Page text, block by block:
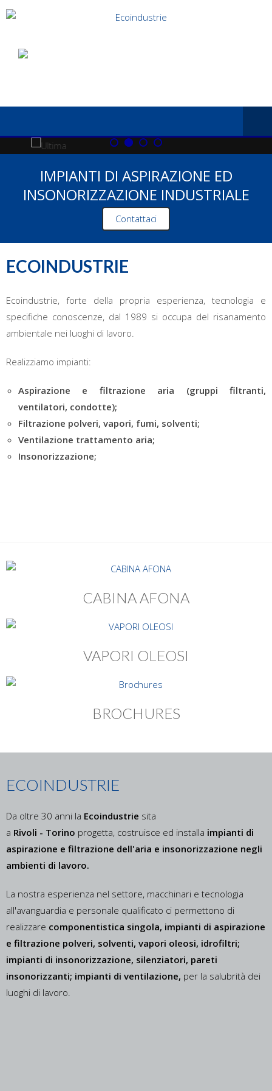
IMPIANTI DI ASPIRAZIONE ED
INSONORIZZAZIONE INDUSTRIALE
Contattaci
ECOINDUSTRIE
Ecoindustrie, forte della propria esperienza, tecnologia e
specifiche conoscenze, dal 1989 si occupa del risanamento
ambientale nei luoghi di lavoro.
Realizziamo impianti:
Aspirazione e filtrazione aria (gruppi filtranti,
ventilatori, condotte);
Filtrazione polveri, vapori, fumi, solventi;
Ventilazione trattamento aria;
Insonorizzazione;
CABINA AFONA
VAPORI OLEOSI
BROCHURES
ECOINDUSTRIE
Da oltre 30 anni la Ecoindustrie sita
a Rivoli - Torino progetta, costruisce ed installa impianti di
aspirazione e filtrazione dell'aria e insonorizzazione negli
ambienti di lavoro.
La nostra esperienza nel settore, macchinari e tecnologia
all'avanguardia e personale qualificato ci permettono di
realizzare componentistica singola, impianti di aspirazione
e filtrazione polveri, solventi, vapori oleosi, idrofiltri;
impianti di insonorizzazione, silenziatori, pareti
insonorizzanti; impianti di ventilazione, per la salubrità dei
luoghi di lavoro.